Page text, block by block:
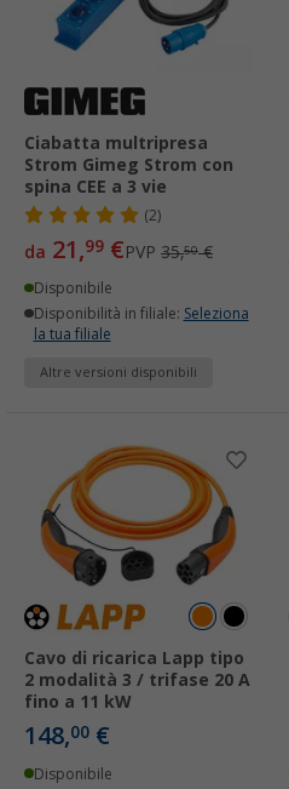
Ciabatta multripresa
Strom Gimeg Strom con
spina CEE a 3 vie
(2)
da 21,99 €PVP 35,50€
Disponibile
Disponibilità in filiale: Seleziona
la tua filiale
Altre versioni disponibili
Cavo di ricarica Lapp tipo
2 modalità 3 / trifase 20 A
fino a 11 kW
148,00 €
Disponibile